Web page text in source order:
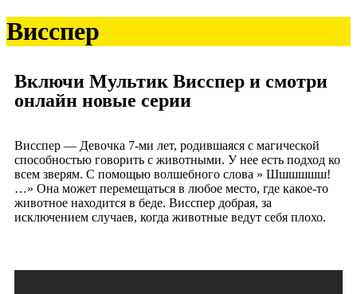
Висспер
Включи Мультик Висспер и смотри
онлайн новые серии
Висспер — Девочка 7-ми лет, родившаяся с магической
способностью говорить с животными. У нее есть подход ко
всем зверям. С помощью волшебного слова » Шшшшшш!
…» Она может перемещаться в любое место, где какое-то
животное находится в беде. Висспер добрая, за
исключением случаев, когда животные ведут себя плохо.